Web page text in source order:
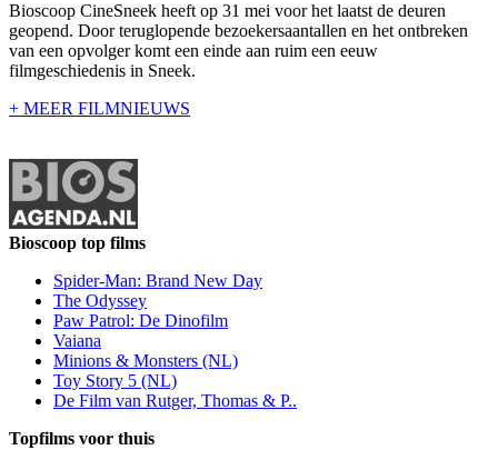
Bioscoop CineSneek heeft op 31 mei voor het laatst de deuren
geopend. Door teruglopende bezoekersaantallen en het ontbreken
van een opvolger komt een einde aan ruim een eeuw
filmgeschiedenis in Sneek.
+ MEER FILMNIEUWS
Bioscoop top films
Spider-Man: Brand New Day
The Odyssey
Paw Patrol: De Dinofilm
Vaiana
Minions & Monsters (NL)
Toy Story 5 (NL)
De Film van Rutger, Thomas & P..
Topfilms voor thuis